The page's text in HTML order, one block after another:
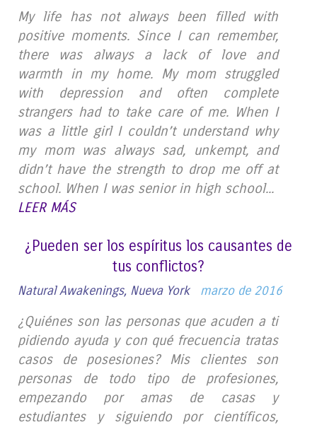
My life has not always been filled with
positive moments. Since I can remember,
there was always a lack of love and
warmth in my home. My mom struggled
with depression and often complete
strangers had to take care of me. When I
was a little girl I couldn’t understand why
my mom was always sad, unkempt, and
didn’t have the strength to drop me off at
school. When I was senior in high school...
LEER MÁS
¿Pueden ser los espíritus los causantes de
tus conflictos?
Natural Awakenings, Nueva York marzo de 2016
¿Quiénes son las personas que acuden a ti
pidiendo ayuda y con qué frecuencia tratas
casos de posesiones? Mis clientes son
personas de todo tipo de profesiones,
empezando por amas de casas y
estudiantes y siguiendo por científicos,